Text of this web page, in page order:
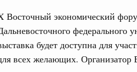
Восточный экономический
федерального
будет доступна для
всех желающих.
Жапарова с главами
Евразийского
совета
6 августа, четверг